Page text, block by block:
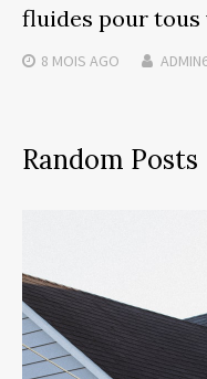
fluides pour tous
8 MOIS AGO
Random Posts